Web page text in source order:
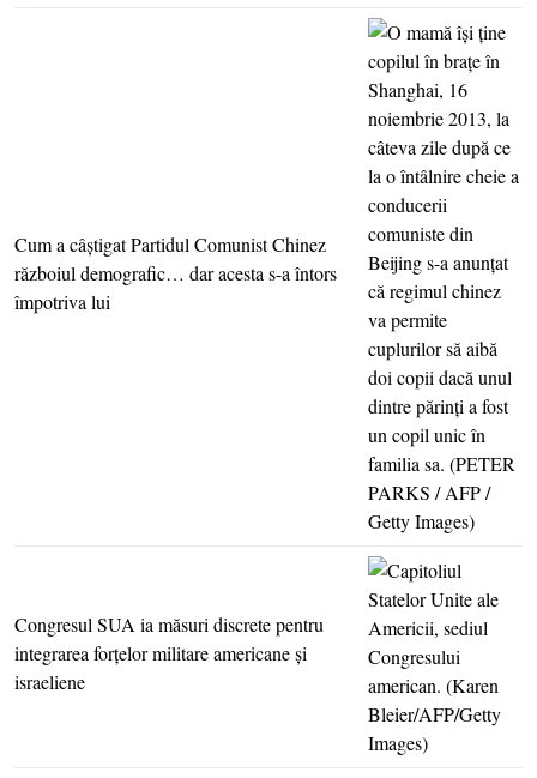
Cum a câştigat Partidul Comunist Chinez
războiul demografic… dar acesta s-a întors
împotriva lui
Congresul SUA ia măsuri discrete pentru
integrarea forţelor militare americane şi
israeliene